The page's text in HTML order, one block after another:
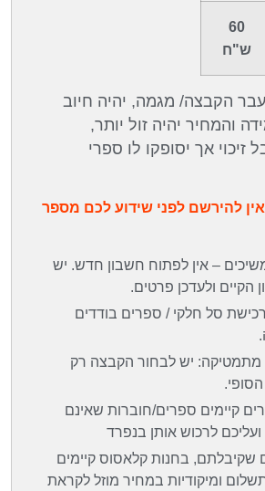
60
ש"ח
הקבצה/ מגמה, יהיה חיוב
והמחיר יהיה זול יותר,
זיכוי אך יסופקו לו ספרי
להירשם לפני שידוע לכם מספר
– אין לפתוח חשבון חדש. יש
הקיים ולעדכן פרטים.
סל חלקי / ספרים בודדים
מתמטיקה: יש לבחור הקבצה רק
קיימים ספרים/חוברות שאינם
לרכוש אותן בנפרד
שקיבלתם, בחנות קלאסוס קיימים
ומיקודיות במחיר מוזל לקראת